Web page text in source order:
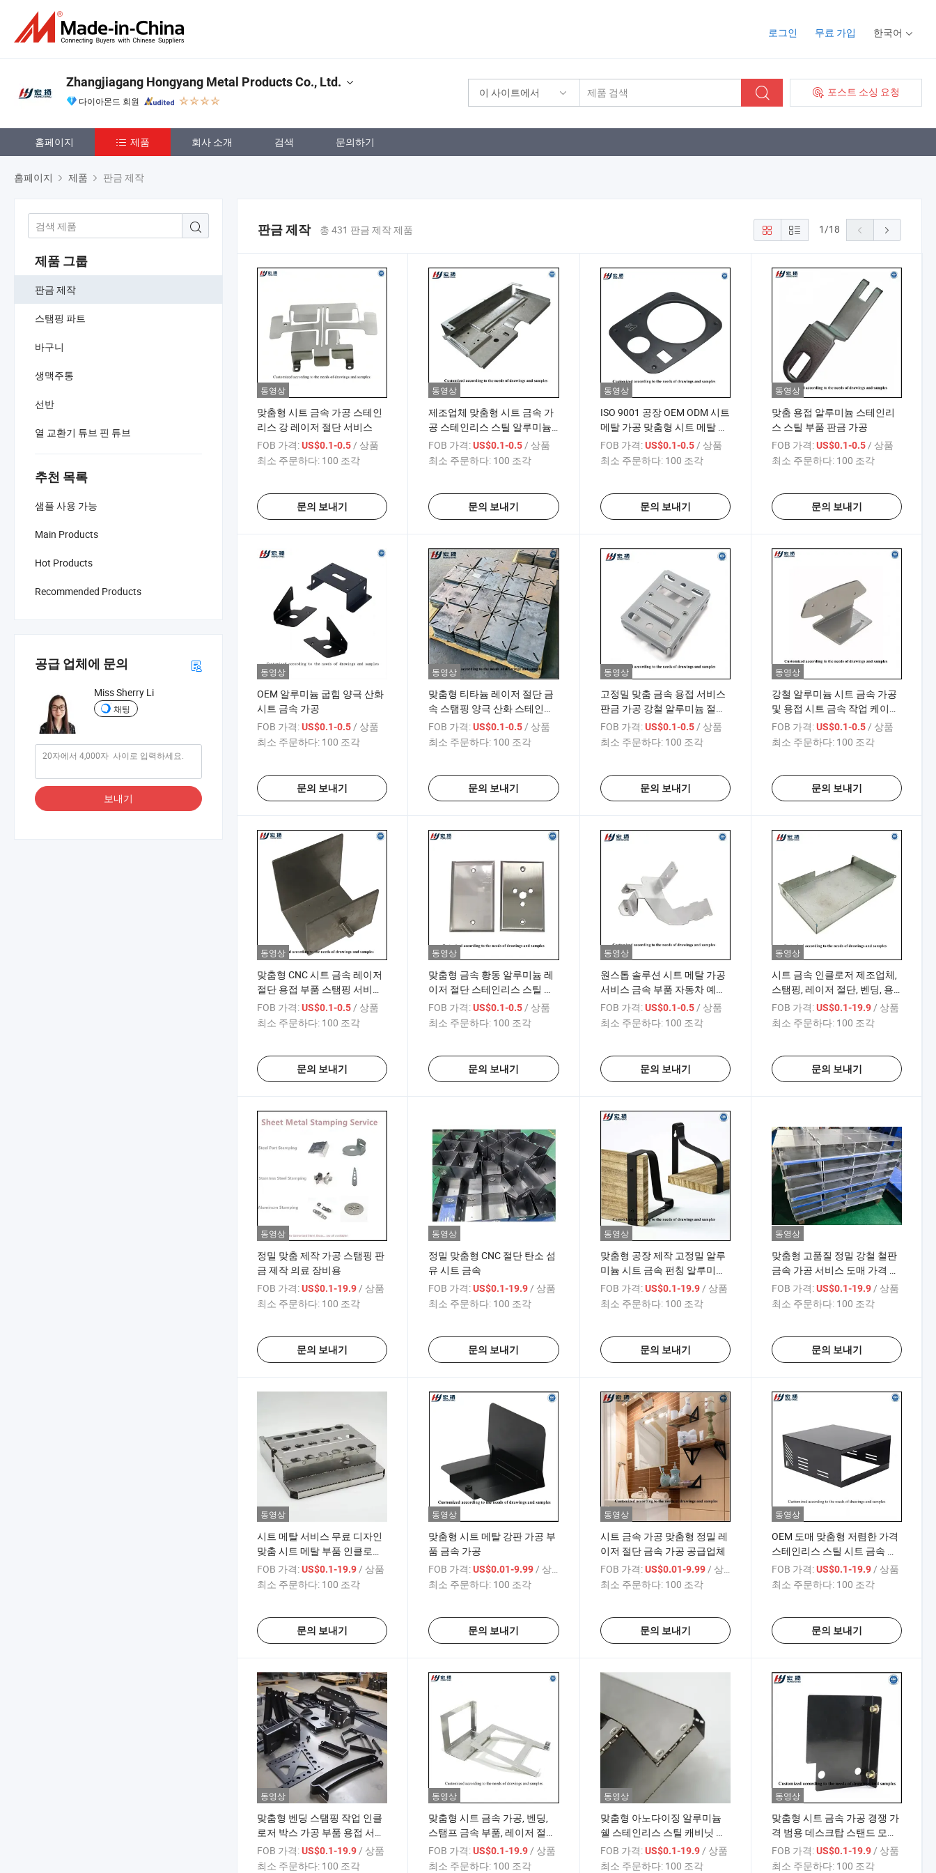
로그인 무료 가입 한국어
이 사이트에서 포스트 소싱 요청
Zhangjiagang Hongyang Metal Products Co., Ltd.
다이아몬드 회원
홈페이지 제품 회사 소개 검색 문의하기
홈페이지 제품 판금 제작
제품 그룹
판금 제작
스탬핑 파트
바구니
생맥주통
선반
열 교환기 튜브 핀 튜브
추천 목록
샘플 사용 가능
Main Products
Hot Products
Recommended Products
공급 업체에 문의
Miss Sherry Li
채팅
보내기
판금 제작 총 431 판금 제작 제품 1/18
동영상
맞춤형 시트 금속 가공 스테인
리스 강 레이저 절단 서비스
FOB 가격:US$0.1-0.5/ 상품
최소 주문하다: 100 조각
문의 보내기
동영상
제조업체 맞춤형 시트 금속 가
공 스테인리스 스틸 알루미늄
레이저 절단 금속 굽힘 시트 금
속 제작
FOB 가격: US$0.1-0.5/ 상품
최소 주문하다: 100 조각
문의 보내기
동영상
ISO 9001 공장 OEM ODM 시트
메탈 가공 맞춤형 시트 메탈 가
공
FOB 가격: US$0.1-0.5/ 상품
최소 주문하다: 100 조각
문의 보내기
동영상
맞춤 용접 알루미늄 스테인리
스 스틸 부품 판금 가공
FOB 가격: US$0.1-0.5/ 상품
최소 주문하다: 100 조각
문의 보내기
동영상
OEM 알루미늄 굽힘 양극 산화
시트 금속 가공
FOB 가격:US$0.1-0.5 / 상품
최소 주문하다: 100 조각
문의 보내기
동영상
맞춤형 티타늄 레이저 절단 금
속 스탬핑 양극 산화 스테인리
스 강 알루미늄 가공 판금 가공
서비스
FOB 가격: US$0.1-0.5 / 상품
최소 주문하다: 100 조각
문의 보내기
동영상
고정밀 맞춤 금속 용접 서비스
판금 가공 강철 알루미늄 절단
용접 판금 부품
FOB 가격: US$0.1-0.5 / 상품
최소 주문하다: 100 조각
문의 보내기
동영상
강철 알루미늄 시트 금속 가공
및 용접 시트 금속 작업 케이스
부품 시트 금속 가공
FOB 가격: US$0.1-0.5 / 상품
최소 주문하다: 100 조각
문의 보내기
동영상
맞춤형 CNC 시트 금속 레이저
절단 용접 부품 스탬핑 서비스
알루미늄 시트 금속 펀치 가공
제작
FOB 가격:US$0.1-0.5 / 상품
최소 주문하다: 100 조각
문의 보내기
동영상
맞춤형 금속 황동 알루미늄 레
이저 절단 스테인리스 스틸 부
품 용접 굽힘 스탬핑 서비스 판
금 가공
FOB 가격: US$0.1-0.5 / 상품
최소 주문하다: 100 조각
문의 보내기
동영상
원스톱 솔루션 시트 메탈 가공
서비스 금속 부품 자동차 예비
부품 제조업체
FOB 가격: US$0.1-0.5 / 상품
최소 주문하다: 100 조각
문의 보내기
동영상
시트 금속 인클로저 제조업체,
스탬핑, 레이저 절단, 벤딩, 용
접 서비스, 맞춤형 시트 금속 가
공
FOB 가격: US$0.1-19.9 / 상품
최소 주문하다: 100 조각
문의 보내기
동영상
정밀 맞춤 제작 가공 스탬핑 판
금 제작 의료 장비용
FOB 가격:US$0.1-19.9/ 상품
최소 주문하다: 100 조각
문의 보내기
동영상
정밀 맞춤형 CNC 절단 탄소 섬
유 시트 금속
FOB 가격: US$0.1-19.9 / 상품
최소 주문하다: 100 조각
문의 보내기
동영상
맞춤형 공장 제작 고정밀 알루
미늄 시트 금속 펀칭 알루미늄
스탬핑 시트 금속 가공
FOB 가격: US$0.1-19.9/ 상품
최소 주문하다: 100 조각
문의 보내기
동영상
맞춤형 고품질 정밀 강철 철판
금속 가공 서비스 도매 가격 금
속 판금 가공 공급업체
FOB 가격: US$0.1-19.9/ 상품
최소 주문하다: 100 조각
문의 보내기
동영상
시트 메탈 서비스 무료 디자인
맞춤 시트 메탈 부품 인클로저
금속 맞춤 시트 메탈 인클로저
제작
FOB 가격:US$0.1-19.9/ 상품
최소 주문하다: 100 조각
문의 보내기
동영상
맞춤형 시트 메탈 강판 가공 부
품 금속 가공
FOB 가격: US$0.01-9.99/ 상품
최소 주문하다: 100 조각
문의 보내기
동영상
시트 금속 가공 맞춤형 정밀 레
이저 절단 금속 가공 공급업체
FOB 가격: US$0.01-9.99/ 상품
최소 주문하다: 100 조각
문의 보내기
동영상
OEM 도매 맞춤형 저렴한 가격
스테인리스 스틸 시트 금속 가
공 저렴한 가격
FOB 가격: US$0.1-19.9/ 상품
최소 주문하다: 100 조각
문의 보내기
동영상
맞춤형 벤딩 스탬핑 작업 인클
로저 박스 가공 부품 용접 서비
스 스테인리스 알루미늄 강판
금속 가공
FOB 가격:US$0.1-19.9 / 상품
최소 주문하다: 100 조각
동영상
맞춤형 시트 금속 가공, 벤딩,
스탬프 금속 부품, 레이저 절단,
벤딩 시트 금속, 스탬핑 부품
FOB 가격: US$0.1-19.9 / 상품
최소 주문하다: 100 조각
동영상
맞춤형 아노다이징 알루미늄
쉘 스테인리스 스틸 캐비닛 인
클로저 금속 섀시 케이스 시트
금속 가공
FOB 가격: US$0.1-19.9 / 상품
최소 주문하다: 100 조각
동영상
맞춤형 시트 금속 가공 경쟁 가
격 범용 데스크탑 스탠드 모바
일 전화 홀더
FOB 가격: US$0.1-19.9 / 상품
최소 주문하다: 100 조각